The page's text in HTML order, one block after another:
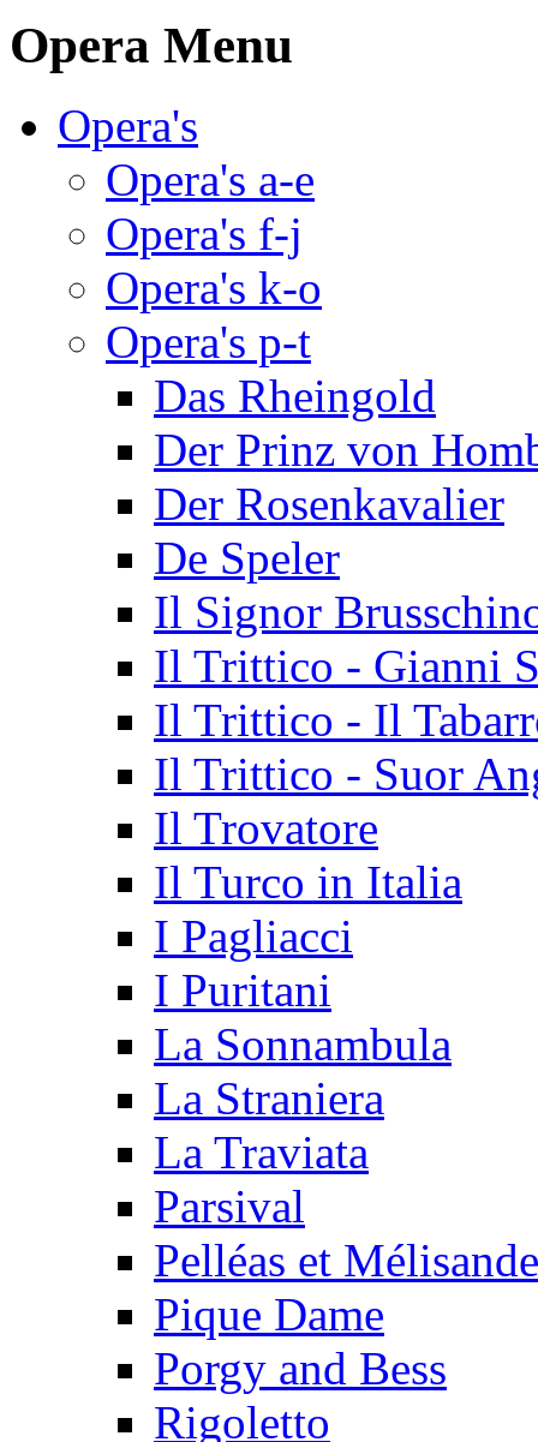
Opera Menu
Opera's
Opera's a-e
Opera's f-j
Opera's k-o
Opera's p-t
Das Rheingold
Der Prinz von
Der Rosenkavalier
De Speler
Il Signor
Il Trittico - Gianni
Il Trittico - Il
Il Trittico - Suor
Il Trovatore
Il Turco in Italia
I Pagliacci
I Puritani
La Sonnambula
La Straniera
La Traviata
Parsival
Pelléas et Mélisande
Pique Dame
Porgy and Bess
Rigoletto